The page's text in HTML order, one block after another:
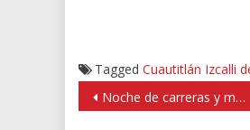
Tagged Cuautitlán Izcalli
Navegación
de
Noche de carreras y mucho color en Interlomas